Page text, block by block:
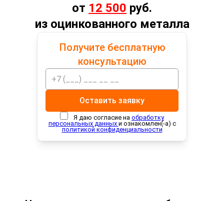
от 12 500 руб.
из оцинкованного металла
Получите бесплатную
консультацию
Оставить заявку
Я даю согласие на обработку
персональных данных и ознакомлен(-а) с
политикой конфиденциальности